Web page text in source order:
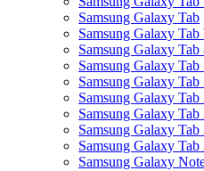
Samsung Galaxy Tab
Samsung Galaxy
Samsung Galaxy Tab
Samsung Galaxy
Samsung Galaxy
Samsung Galaxy Tab
Samsung Galaxy Tab
Samsung Galaxy
Samsung Galaxy
Samsung Galaxy